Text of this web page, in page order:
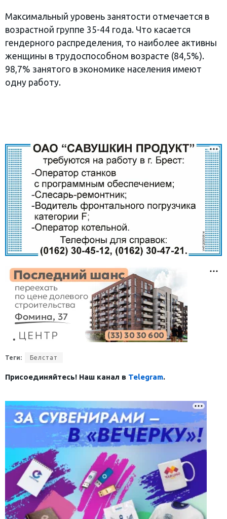
Максимальный уровень занятости отмечается в
возрастной группе 35-44 года. Что касается
гендерного распределения, то наиболее активны
женщины в трудоспособном возрасте (84,5%).
98,7% занятого в экономике населения имеют
одну работу.
Теги: Белстат
Присоединяйтесь! Наш канал в Telegram.